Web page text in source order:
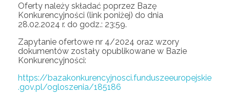
Oferty należy składać poprzez Bazę
Konkurencyjności (link poniżej) do dnia
28.02.2024 r. do godz.: 23:59.
Zapytanie ofertowe nr 4/2024 oraz wzory
dokumentów zostały opublikowane w Bazie
Konkurencyjności:
https://bazakonkurencyjnosci.funduszeeuropejskie
.gov.pl/ogloszenia/185186